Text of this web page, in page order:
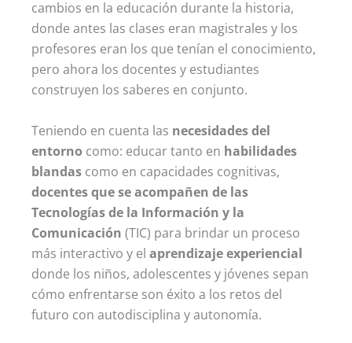
cambios en la educación durante la historia,
donde antes las clases eran magistrales y los
profesores eran los que tenían el conocimiento,
pero ahora los docentes y estudiantes
construyen los saberes en conjunto.
Teniendo en cuenta las necesidades del
entorno como: educar tanto en habilidades
blandas como en capacidades cognitivas,
docentes que se acompañen de las
Tecnologías de la Información y la
Comunicación (TIC) para brindar un proceso
más interactivo y el aprendizaje experiencial
donde los niños, adolescentes y jóvenes sepan
cómo enfrentarse son éxito a los retos del
futuro con autodisciplina y autonomía.